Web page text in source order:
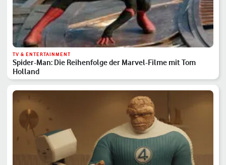
TV & ENTERTAINMENT
Spider-Man: Die Reihenfolge der Marvel-Filme mit Tom
Holland